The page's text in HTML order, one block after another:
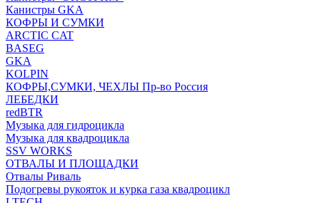
Канистры GKA
КОФРЫ И СУМКИ
ARCTIC CAT
BASEG
GKA
KOLPIN
КОФРЫ,СУМКИ, ЧЕХЛЫ Пр-во Россия
ЛЕБЕДКИ
redBTR
Музыка для гидроцикла
Музыка для квадроцикла
SSV WORKS
ОТВАЛЫ И ПЛОЩАДКИ
Отвалы Риваль
Подогревы рукояток и курка газа квадроцикл